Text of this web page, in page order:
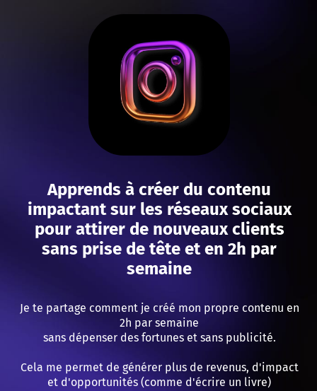
Apprends à créer du contenu
impactant sur les réseaux sociaux
pour attirer de nouveaux clients
sans prise de tête et en 2h par
semaine
Je te partage comment je créé mon propre contenu en
2h par semaine
sans dépenser des fortunes et sans publicité.
Cela me permet de générer plus de revenus, d'impact
et d'opportunités (comme d'écrire un livre)